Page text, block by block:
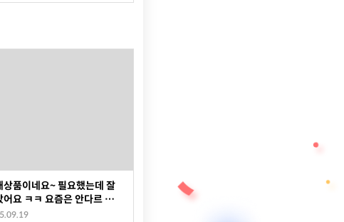
상품이네요~ 필요했는데 잘
어요 ㅋㅋ 요즘은 안다르 제
업로드가 없네요